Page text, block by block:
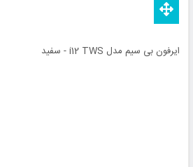
ایرفون بی سیم مدل i12 TWS - سفید